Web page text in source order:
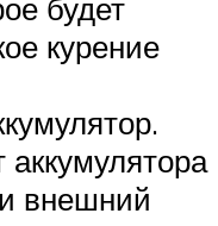
будет
курение
аккумулятора
внешний